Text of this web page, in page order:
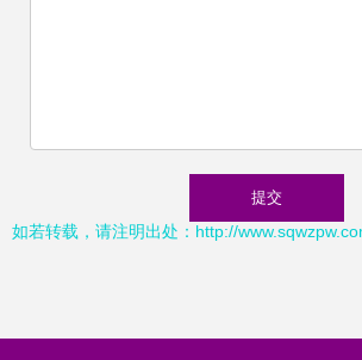
如若转载，请注明出处：http://